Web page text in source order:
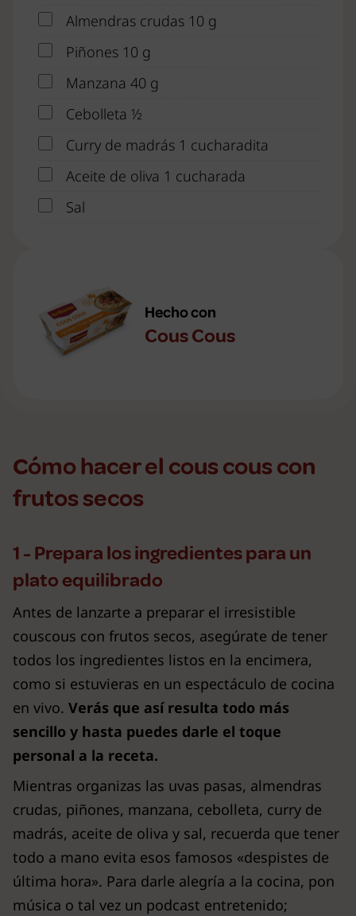
Almendras crudas 10 g
Piñones 10 g
Manzana 40 g
Cebolleta ½
Curry de madrás 1 cucharadita
Aceite de oliva 1 cucharada
Sal
Hecho con
Cous Cous
Cómo hacer el cous cous con
frutos secos
1 - Prepara los ingredientes para un
plato equilibrado
Antes de lanzarte a preparar el irresistible
couscous con frutos secos, asegúrate de tener
todos los ingredientes listos en la encimera,
como si estuvieras en un espectáculo de cocina
en vivo. Verás que así resulta todo más
sencillo y hasta puedes darle el toque
personal a la receta.
Mientras organizas las uvas pasas, almendras
crudas, piñones, manzana, cebolleta, curry de
madrás, aceite de oliva y sal, recuerda que tener
todo a mano evita esos famosos «despistes de
última hora». Para darle alegría a la cocina, pon
música o tal vez un podcast entretenido;